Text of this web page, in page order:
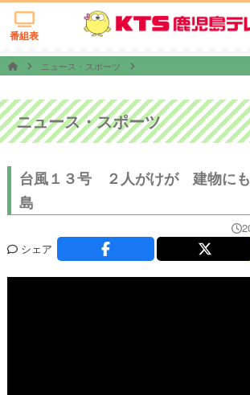
番組表
ニュース・スポーツ
ニュース・スポーツ
台風１３号 ２人がけが 建物に
島
シェア